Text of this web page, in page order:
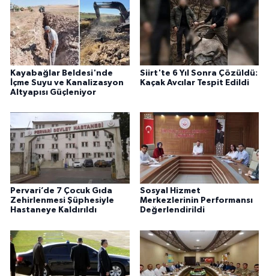
Kayabağlar Beldesi'nde
İçme Suyu ve Kanalizasyon
Altyapısı Güçleniyor
Siirt'te 6 Yıl Sonra Çözüldü:
Kaçak Avcılar Tespit Edildi
Pervari’de 7 Çocuk Gıda
Zehirlenmesi Şüphesiyle
Hastaneye Kaldırıldı
Sosyal Hizmet
Merkezlerinin Performansı
Değerlendirildi